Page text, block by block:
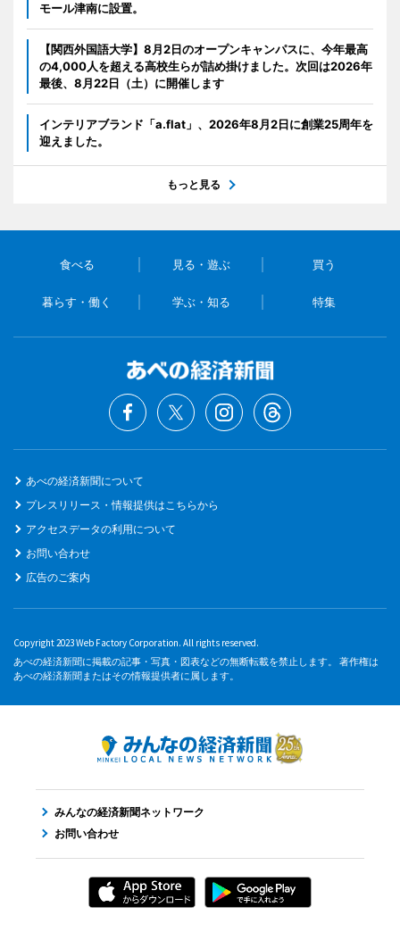
モール津南に設置。
【関西外国語大学】8月2日のオープンキャンパスに、今年最高
の4,000人を超える高校生らが詰め掛けました。次回は2026年
最後、8月22日（土）に開催します
インテリアブランド「a.flat」、2026年8月2日に創業25周年を
迎えました。
もっと見る
食べる 見る・遊ぶ 買う
暮らす・働く 学ぶ・知る 特集
あべの経済新聞について
プレスリリース・情報提供はこちらから
アクセスデータの利用について
お問い合わせ
広告のご案内
Copyright 2023 Web Factory Corporation. All rights reserved.
あべの経済新聞に掲載の記事・写真・図表などの無断転載を禁止します。 著作権は
あべの経済新聞またはその情報提供者に属します。
みんなの経済新聞ネットワーク
お問い合わせ